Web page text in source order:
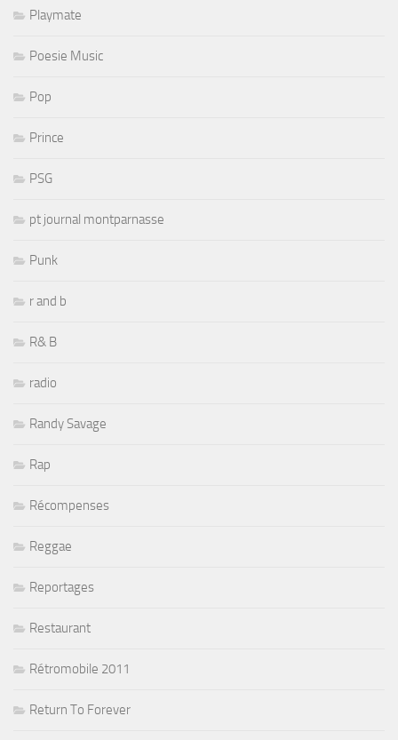
Playmate
Poesie Music
Pop
Prince
PSG
pt journal montparnasse
Punk
r and b
R& B
radio
Randy Savage
Rap
Récompenses
Reggae
Reportages
Restaurant
Rétromobile 2011
Return To Forever